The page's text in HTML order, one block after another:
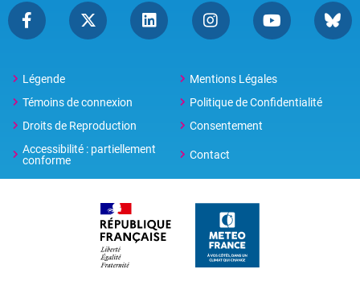
Légende
Mentions Légales
Témoins de connexion
Politique de Confidentialité
Droits de Reproduction
Consentement
Accessibilité : partiellement
conforme
Contact